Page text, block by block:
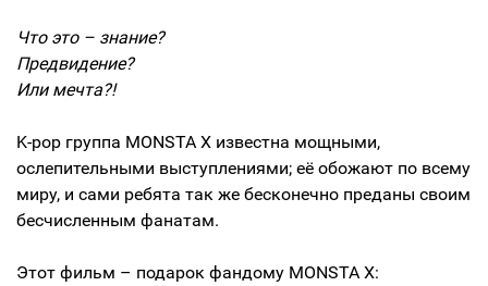
Что это – знание?
Предвидение?
Или мечта?!
K-pop группа MONSTA X известна мощными,
ослепительными выступлениями; её обожают по всему
миру, и сами ребята так же бесконечно преданы своим
бесчисленным фанатам.
Этот фильм – подарок фандому MONSTA X: